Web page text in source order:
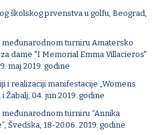
školskog prvenstva u golfu, Beograd,
međunarodnom turniru Amatersko
dame "I Memorial Emma Villacieros"
maj 2019. godine
i realizaciji manifestacije „Womens
Žabalj, 04. jun 2019. godine
međunarodnom turniru “Annika
Švedska, 18-20.06. 2019. godine